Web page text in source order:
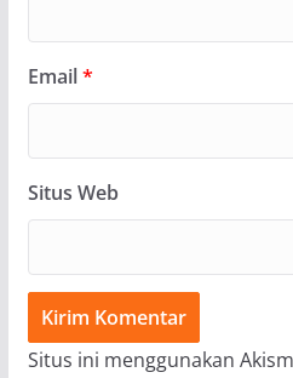
Email*
Situs Web
Situs ini menggunakan